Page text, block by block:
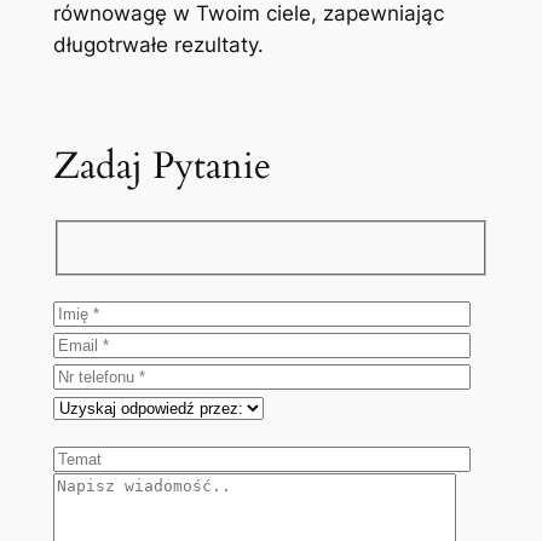
równowagę w Twoim ciele, zapewniając
długotrwałe rezultaty.
Zadaj Pytanie